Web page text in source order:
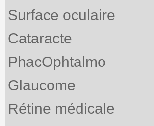
Surface oculaire
Cataracte
PhacOphtalmo
Glaucome
Rétine médicale